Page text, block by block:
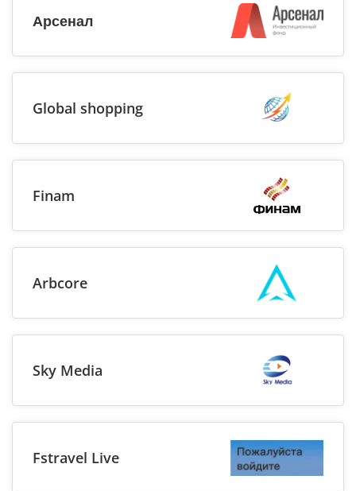
Арсенал
Global shopping
Finam
Arbcore
Sky Media
Fstravel Live